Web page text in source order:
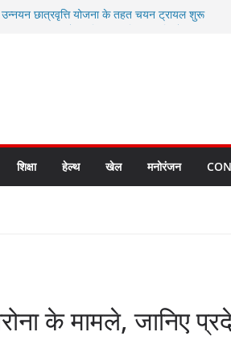
उन्नयन छात्रवृत्ति योजना के तहत चयन ट्रायल शुरू
के लिए अल्मोड़ा की गर्विता भाकुनी का
मित्र कैडेट्स का हुआ है चयन
सबसे बड़ी ताकत : मुख्यमंत्री पुष्कर सिंह धामी
बनाने के संकल्प को करना होगा साकार- मुख्यमंत्री
शिक्षा हेल्थ खेल मनोरंजन
के मामले, जानिए